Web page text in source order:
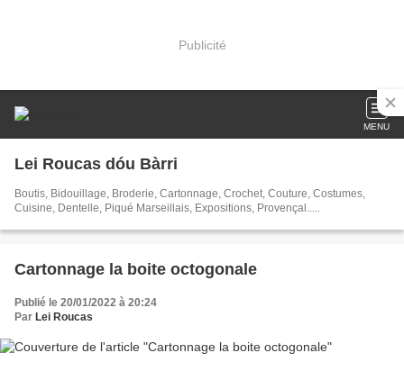
Publicité
MENU
Lei Roucas dóu Bàrri
Boutis, Bidouillage, Broderie, Cartonnage, Crochet, Couture, Costumes,
Cuisine, Dentelle, Piqué Marseillais, Expositions, Provençal.....
Cartonnage la boite octogonale
Publié le 20/01/2022 à 20:24
Par Lei Roucas